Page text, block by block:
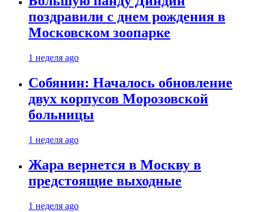
поздравили с днем рождения в
Московском зоопарке
1 неделя ago
Собянин: Началось обновление
двух корпусов Морозовской
больницы
1 неделя ago
Жара вернется в Москву в
предстоящие выходные
1 неделя ago